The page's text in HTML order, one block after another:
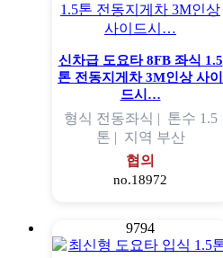
신차급 도요타 8FB 좌식 1.5
톤 전동지게차 3M인상 사이
드시…
형식 전동좌식 | 톤수 1.5
톤 | 지역 부산
협의
no.18972
9794